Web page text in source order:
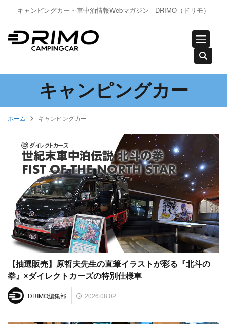
キャンピングカー・車中泊情報Webマガジン - DRIMO（ドリモ）
キャンピングカー
ホーム キャンピングカー
【抽選販売】原哲夫先生の直筆イラストが彩る『北斗の
拳』×ダイレクトカーズの特別仕様車
DRIMO編集部 2026.08.02